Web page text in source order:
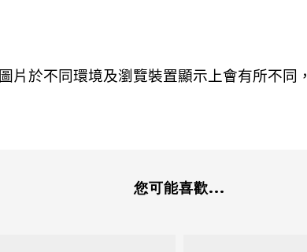
圖片於不同環境及瀏覽裝置顯示上會有所不同，
您可能喜歡...